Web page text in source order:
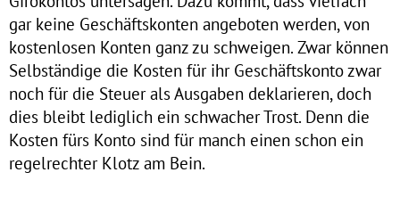
gar keine Geschäftskonten angeboten werden, von
kostenlosen Konten ganz zu schweigen. Zwar können
Selbständige die Kosten für ihr Geschäftskonto zwar
noch für die Steuer als Ausgaben deklarieren, doch
dies bleibt lediglich ein schwacher Trost. Denn die
Kosten fürs Konto sind für manch einen schon ein
regelrechter Klotz am Bein.